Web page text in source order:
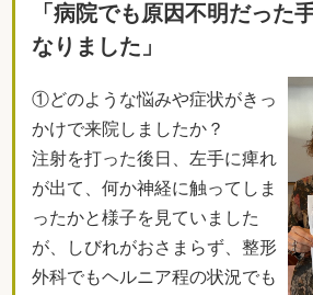
「病院でも原因不明だった
なりました」
①どのような悩みや症状がきっ
かけで来院しましたか？
注射を打った後日、左手に痺れ
が出て、何か神経に触ってしま
ったかと様子を見ていました
が、しびれがおさまらず、整形
外科でもヘルニア程の状況でも